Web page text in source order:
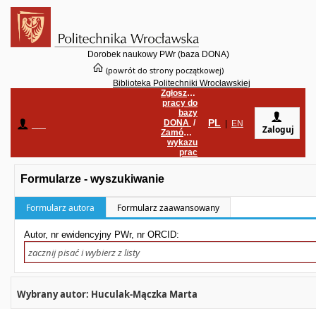
Dorobek naukowy PWr (baza DONA)
(powrót do strony początkowej)
Biblioteka Politechniki Wrocławskiej
Zgłoszenie
pracy do
bazy
DONA /
Zamówienie
wykazu
prac
PL EN Zaloguj
Formularze - wyszukiwanie
Formularz autora Formularz zaawansowany
Autor, nr ewidencyjny PWr, nr ORCID:
Wybrany autor: Huculak-Mączka Marta